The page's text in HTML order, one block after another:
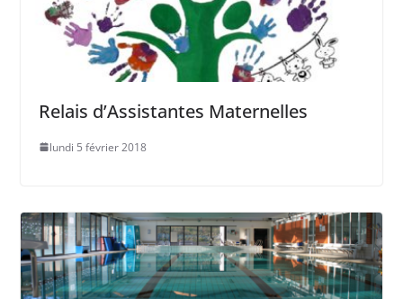
Relais d’Assistantes Maternelles
lundi 5 février 2018